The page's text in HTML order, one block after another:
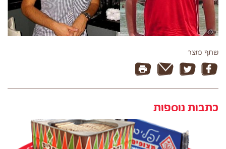
שתף מוצר
כתבות נוספות